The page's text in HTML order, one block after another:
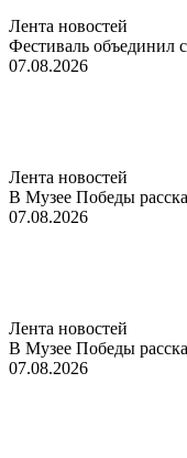
Лента новостей
Фестиваль объединил
07.08.2026
Лента новостей
В Музее Победы
07.08.2026
Лента новостей
В Музее Победы
07.08.2026